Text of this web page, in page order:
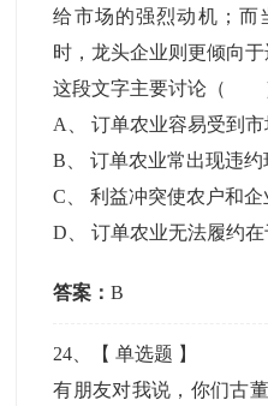
给市场的强烈动机；而
时，龙头企业则更倾向于
这段文字主要讨论（
A
、订单农业容易受到
B 、订单农业常出现违约
C 、利益冲突使农户和
D 、订单农业无法履约
答案：B
24 、【单选题 】
有朋友对我说，你们古